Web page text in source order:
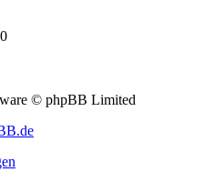
© phpBB Limited